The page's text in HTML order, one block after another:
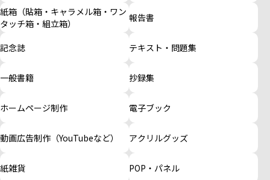
紙箱（貼箱・キャラメル箱・ワン
タッチ箱・組立箱）
報告書
記念誌 テキスト・問題集
一般書籍 抄録集
ホームページ制作 電子ブック
動画広告制作（YouTubeなど） アクリルグッズ
紙雑貨 POP・パネル